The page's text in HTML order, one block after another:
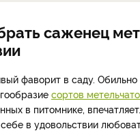
саженец
фаворит в саду.
сортов
в питомнике,
в удовольствии